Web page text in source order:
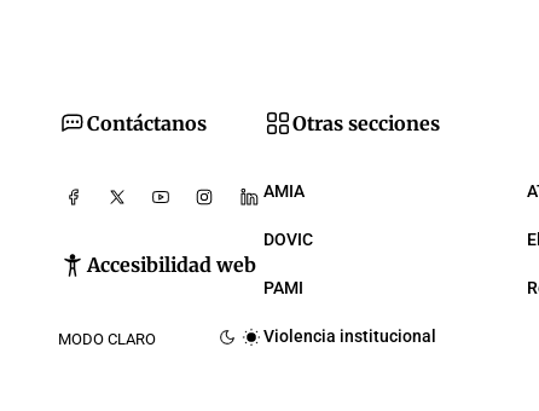
Contáctanos
Accesibilidad web
MODO CLARO
Otras secciones
AMIA
DOVIC
PAMI
Violencia institucional